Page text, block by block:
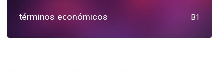
términos económicos B1